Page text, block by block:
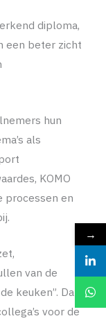
diploma,
een beter zicht
hun
als
KOMO
processen en
van de
keuken”. Dank
voor de
→